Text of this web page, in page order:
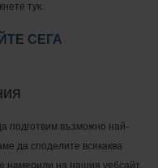
тук.
СЕГА
подготвим възможно най-
да споделите всякаква
намерили на нашия уебсайт.